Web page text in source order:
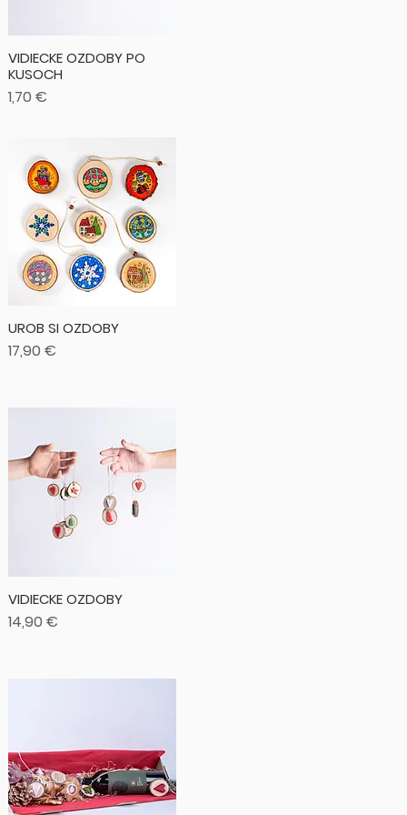
VIDIECKE OZDOBY PO
KUSOCH
Cena
1,70 €
UROB SI OZDOBY
Cena
17,90 €
VIDIECKE OZDOBY
Cena
14,90 €